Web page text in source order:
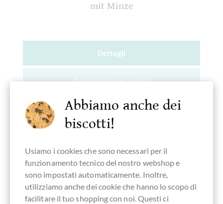
mit Minze
Dettagli
Attualmente esaurito!
Abbiamo anche dei
biscotti!
Usiamo i cookies che sono necessari per il
funzionamento tecnico del nostro webshop e
sono impostati automaticamente. Inoltre,
utilizziamo anche dei cookie che hanno lo scopo di
facilitare il tuo shopping con noi. Questi ci